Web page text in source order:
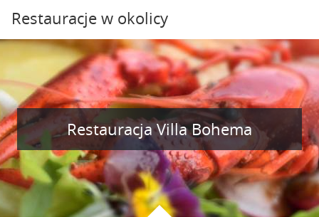
Restauracje w okolicy
Restauracja Villa Bohema